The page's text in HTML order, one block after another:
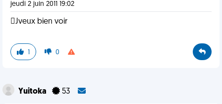
jeudi 2 juin 2011 19:02
Jveux bien voir
1 0
Yuitoka 53